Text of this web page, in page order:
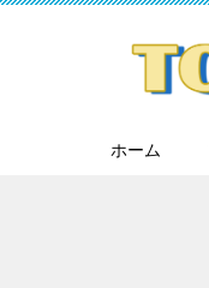
ホーム